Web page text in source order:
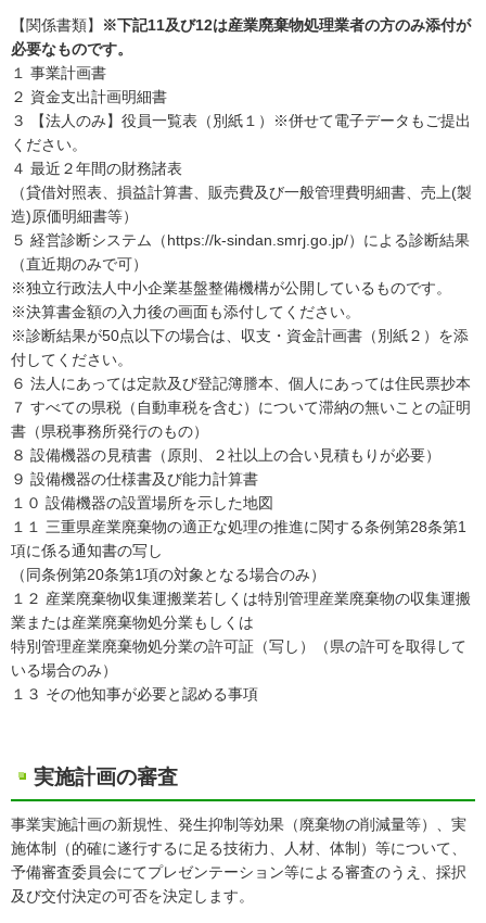
【関係書類】
※下記11及び12は産業廃棄物処理業者の方のみ添付が
必要なものです。
１ 事業計画書
２ 資金支出計画明細書
３ 【法人のみ】役員一覧表（別紙１）※併せて電子データもご提出
ください。
４ 最近２年間の財務諸表
（貸借対照表、損益計算書、販売費及び一般管理費明細書、売上(製
造)原価明細書等）
５ 経営診断システム（https://k-sindan.smrj.go.jp/）による診断結果
（直近期のみで可）
※独立行政法人中小企業基盤整備機構が公開しているものです。
※決算書金額の入力後の画面も添付してください。
※診断結果が50点以下の場合は、収支・資金計画書（別紙２）を添
付してください。
６ 法人にあっては定款及び登記簿謄本、個人にあっては住民票抄本
７ すべての県税（自動車税を含む）について滞納の無いことの証明
書（県税事務所発行のもの）
８ 設備機器の見積書（原則、２社以上の合い見積もりが必要）
９ 設備機器の仕様書及び能力計算書
１０ 設備機器の設置場所を示した地図
１１ 三重県産業廃棄物の適正な処理の推進に関する条例第28条第1
項に係る通知書の写し
（同条例第20条第1項の対象となる場合のみ）
１２ 産業廃棄物収集運搬業若しくは特別管理産業廃棄物の収集運搬
業または産業廃棄物処分業もしくは
特別管理産業廃棄物処分業の許可証（写し）（県の許可を取得して
いる場合のみ）
１３ その他知事が必要と認める事項
実施計画の審査
事業実施計画の新規性、発生抑制等効果（廃棄物の削減量等）、実
施体制（的確に遂行するに足る技術力、人材、体制）等について、
予備審査委員会にてプレゼンテーション等による審査のうえ、採択
及び交付決定の可否を決定します。